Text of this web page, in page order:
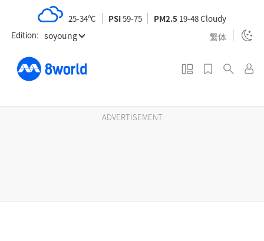
t
Edition: soyoung 繁体
25-34ºC PSI59-75 PM2.5 19-48 Cloudy
ADVERTISEMENT